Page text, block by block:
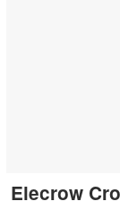
Elecrow